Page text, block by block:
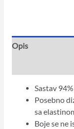
Opis
Sastav
Posebno
sa
Boje se ne